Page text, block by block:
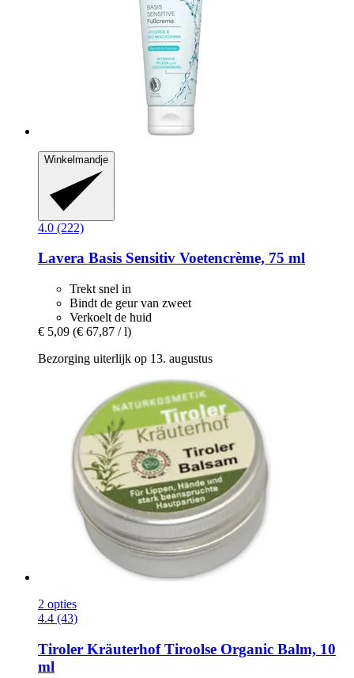
Winkelmandje
4.0 (222)
Lavera Basis Sensitiv Voetencrème, 75 ml
Trekt snel in
Bindt de geur van zweet
Verkoelt de huid
€ 5,09 (€ 67,87 / l)
Bezorging uiterlijk op 13. augustus
2 opties
4.4 (43)
Tiroler KräuterhofTiroolse Organic Balm, 10
ml